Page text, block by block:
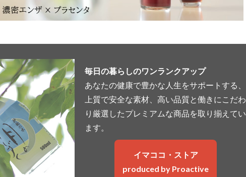
毎日の暮らしのワンランクアップ
あなたの健康で豊かな人生をサポートする、
上質で安全な素材、高い品質と働きにこだわ
り厳選したプレミアムな商品を取り揃えてい
ます。
イマココ・ストア
produced by Proactive